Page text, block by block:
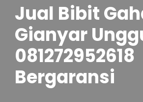
Jual Bibit
Gianyar
081272952618
Bergaransi